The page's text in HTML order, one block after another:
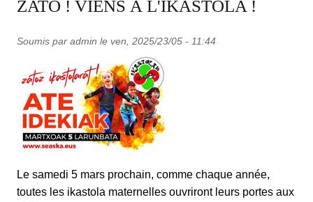
ZATO ! VIENS À L'IKASTOLA !
Soumis par admin le ven, 2025/23/05 - 11:44
Le samedi 5 mars prochain, comme chaque année,
toutes les ikastola maternelles ouvriront leurs portes aux